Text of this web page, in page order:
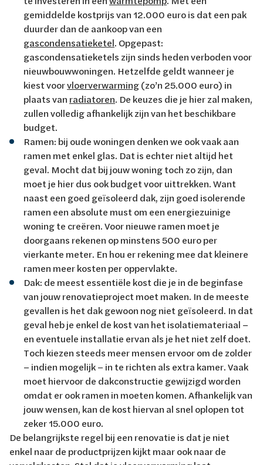
gemiddelde kostprijs van 12.000 euro is dat een pak
duurder dan de aankoop van een
gascondensatieketel. Opgepast:
gascondensatieketels zijn sinds heden verboden voor
nieuwbouwwoningen. Hetzelfde geldt wanneer je
kiest voorvloerverwarming(zo’n 25.000 euro) in
plaats van radiatoren. De keuzes die je hier zal maken,
zullen volledig afhankelijk zijn van het beschikbare
budget.
Ramen: bij oude woningen denken we ook vaak aan
ramen met enkel glas. Dat is echter niet altijd het
geval. Mocht dat bij jouw woning toch zo zijn, dan
moet je hier dus ook budget voor uittrekken. Want
naast een goed geïsoleerd dak, zijn goed isolerende
ramen een absolute must om een energiezuinige
woning te creëren. Voor nieuwe ramen moet je
doorgaans rekenen op minstens 500 euro per
vierkante meter. En hou er rekening mee dat kleinere
ramen meer kosten per oppervlakte.
Dak: de meest essentiële kost die je in de beginfase
van jouw renovatieproject moet maken. In de meeste
gevallen is het dak gewoon nog niet geïsoleerd. In dat
geval heb je enkel de kost van het isolatiemateriaal –
en eventuele installatie ervan als je het niet zelf doet.
Toch kiezen steeds meer mensen ervoor om de zolder
– indien mogelijk – in te richten als extra kamer. Vaak
moet hiervoor de dakconstructie gewijzigd worden
omdat er ook ramen in moeten komen. Afhankelijk van
jouw wensen, kan de kost hiervan al snel oplopen tot
zeker 15.000 euro.
De belangrijkste regel bij een renovatie is dat je niet
enkel naar de productprijzen kijkt maar ook naar de